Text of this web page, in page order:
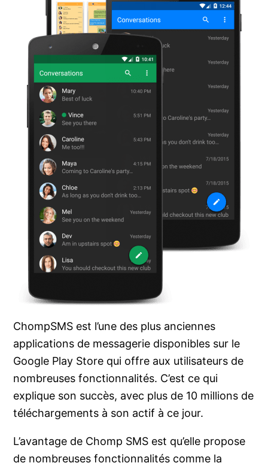
ChompSMS est l’une des plus anciennes
applications de messagerie disponibles sur le
Google Play Store qui offre aux utilisateurs de
nombreuses fonctionnalités. C’est ce qui
explique son succès, avec plus de 10 millions de
téléchargements à son actif à ce jour.
L’avantage de Chomp SMS est qu’elle propose
de nombreuses fonctionnalités comme la